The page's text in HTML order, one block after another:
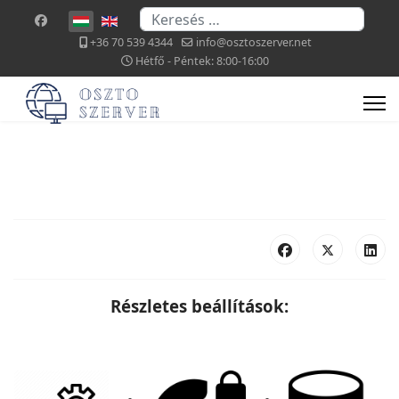
Válasszon nyelvet
Keresés...
+36 70 539 4344
info@osztoszerver.net
Hétfő - Péntek: 8:00-16:00
Részletes beállítások: